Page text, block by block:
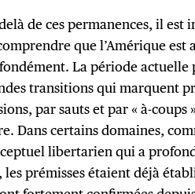
de ces permanences, il
que l’Amérique est
La période actuelle
transitions qui marquent
par sauts et par « à-coups
Dans certains domaines,
libertarien qui a
les prémisses étaient déjà